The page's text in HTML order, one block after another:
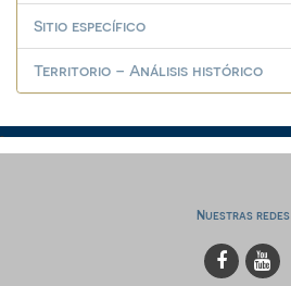
Sitio específico
Territorio – Análisis histórico
Nuestras redes